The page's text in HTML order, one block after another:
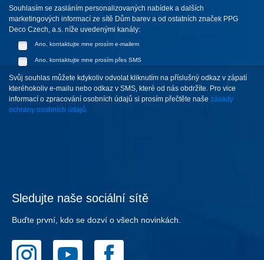
Souhlasím se zasláním personalizovaných nabídek a dalších
marketingových informací ze sítě Dům barev a od ostatních značek PPG
Deco Czech, a.s. níže uvedenými kanály:
Ano, kontaktujte mne prosím e-mailem
Ano, kontaktujte mne prosím přes SMS
Svůj souhlas můžete kdykoliv odvolat kliknutím na příslušný odkaz v zápatí
kteréhokoliv e-mailu nebo odkaz v SMS, které od nás obdržíte. Pro vice
informací o zpracování osobních údajů si prosím přečtěte naše zásady
ochrany osobních údajů.
Sledujte naše sociální sítě
Buďte první, kdo se dozví o všech novinkách.